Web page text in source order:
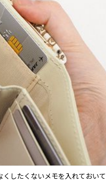
したくないメモを入れておいて